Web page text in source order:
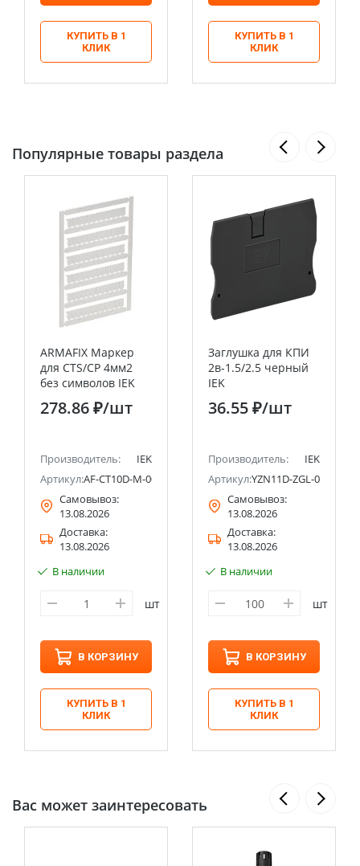
КУПИТЬ В 1
КЛИК
КУПИТЬ В 1
КЛИК
Популярные товары раздела
ARMAFIX Маркер
для CTS/CP 4мм2
без символов IEK
278.86 ₽/шт
Производитель:
IEK
Артикул:AF-CT10D-M-004-00
Самовывоз:
13.08.2026
Доставка:
13.08.2026
В наличии
шт
В КОРЗИНУ
КУПИТЬ В 1
КЛИК
Заглушка для КПИ
2в-1.5/2.5 черный
IEK
36.55 ₽/шт
Производитель:
IEK
Артикул:YZN11D-ZGL-002-K02
Самовывоз:
13.08.2026
Доставка:
13.08.2026
В наличии
шт
В КОРЗИНУ
КУПИТЬ В 1
КЛИК
Вас может заинтересовать